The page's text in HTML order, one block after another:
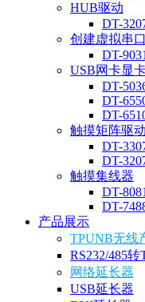
HUB驱动
DT-
创建虚拟串口
DT-9031
USB网卡显
DT-
DT-
DT-
触摸矩阵驱动
DT-
DT-
触摸集线器
DT-8081
DT-
产品展示
TPUNB无线
RS232/485
网络延长器
USB延长器